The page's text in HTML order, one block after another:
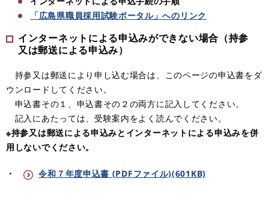
「広島県職員採用試験ポータル」へのリンク
インターネットによる申込みができない場合（持参
又は郵送による申込み）
持参又は郵送により申し込む場合は、このページの申込書をダ
ウンロードしてください。
申込書その１、申込書その２の両方に記入してください。
記入にあたっては、受験案内をよく読んでください。
※持参又は郵送による申込みとインターネットによる申込みを併
用しないでください。
・ 令和７年度申込書 (PDFファイル)(601KB)